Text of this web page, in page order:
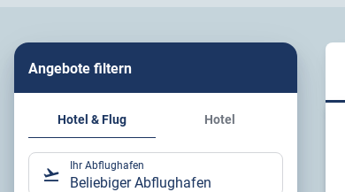
Angebote filtern
Hotel & Flug Hotel
Ihr Abflughafen
Beliebiger Abflughafen